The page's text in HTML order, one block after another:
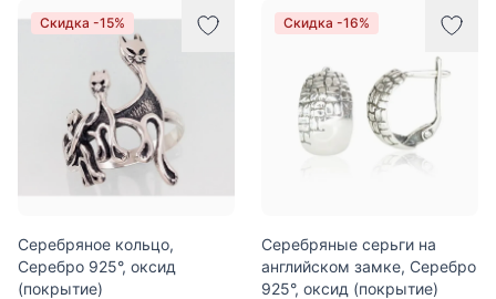
Скидка -15%
Серебряное кольцо,
Серебро 925°, оксид
(покрытие)
Скидка -16%
Серебряные серьги на
английском замке, Серебро
925°, оксид (покрытие)